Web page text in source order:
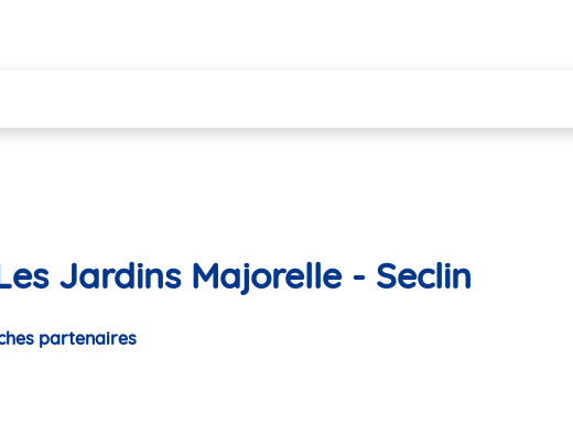
Jardins Majorelle - Seclin
partenaires